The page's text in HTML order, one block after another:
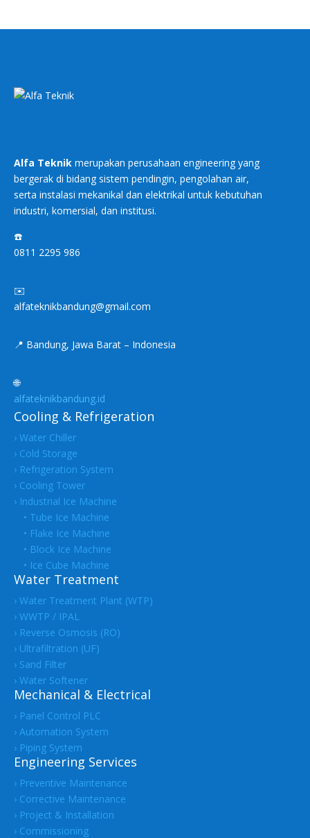
Alfa Teknik merupakan perusahaan engineering yang
bergerak di bidang sistem pendingin, pengolahan air,
serta instalasi mekanikal dan elektrikal untuk kebutuhan
industri, komersial, dan institusi.
☎️
0811 2295 986
✉️
alfateknikbandung@gmail.com
📍 Bandung, Jawa Barat – Indonesia
🌐
alfateknikbandung.id
Cooling & Refrigeration
› Water Chiller
› Cold Storage
› Refrigeration System
› Cooling Tower
› Industrial Ice Machine
• Tube Ice Machine
• Flake Ice Machine
• Block Ice Machine
• Ice Cube Machine
Water Treatment
› Water Treatment Plant (WTP)
› WWTP / IPAL
› Reverse Osmosis (RO)
› Ultrafiltration (UF)
› Sand Filter
› Water Softener
Mechanical & Electrical
› Panel Control PLC
› Automation System
› Piping System
Engineering Services
› Preventive Maintenance
› Corrective Maintenance
› Project & Installation
› Commissioning